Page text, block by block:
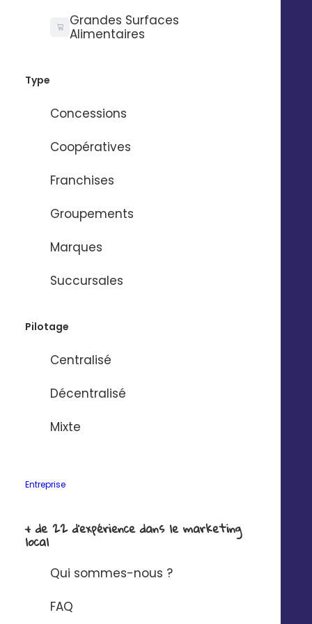
Grandes Surfaces
Alimentaires
Type
Concessions
Coopératives
Franchises
Groupements
Marques
Succursales
Pilotage
Centralisé
Décentralisé
Mixte
Entreprise
+ de 22 d'expérience dans le marketing
local
Qui sommes-nous ?
FAQ
personnalisés
formes etc.
Redimensionnement automatique selon les formats
adaptés à vos communications
d’une campagne
modification de certains blocs.